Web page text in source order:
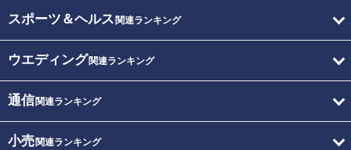
スポーツ＆ヘルス 関連ランキング
ウエディング関連ランキング
通信関連ランキング
小売関連ランキング